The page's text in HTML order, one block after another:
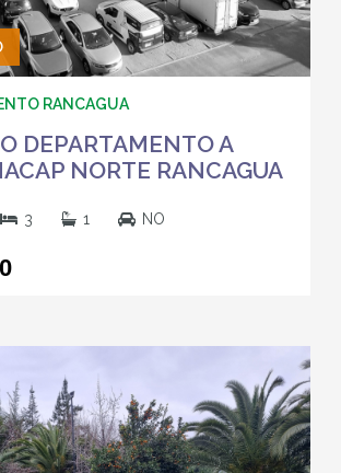
RANCAGUA
DEPARTAMENTO A
NORTE RANCAGUA
3 1 NO